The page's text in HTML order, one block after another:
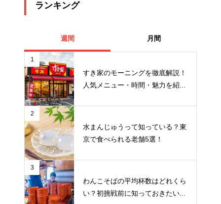
ランキング
週間 月間
1
すき家のモーニングを徹底解説！
人気メニュー・時間・魅力を紹...
2
水まんじゅうって知っている？東
京で食べられる老舗5選！
3
わんこそばの平均杯数はどれくら
い？初挑戦前に知っておきたい...